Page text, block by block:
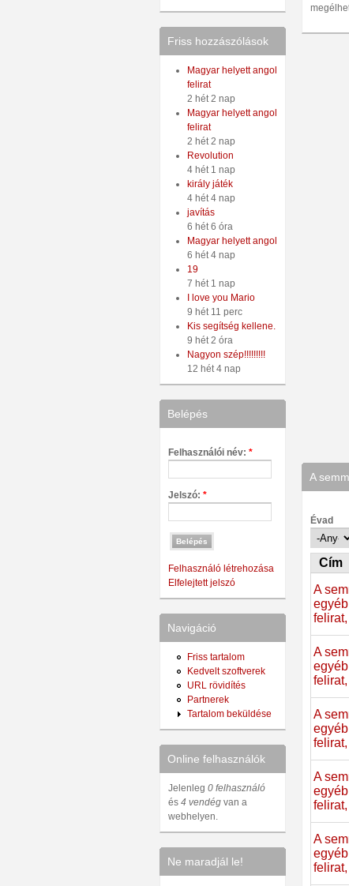
Friss hozzászólások
Magyar helyett angol
felirat
2 hét 2 nap
Magyar helyett angol
felirat
2 hét 2 nap
Revolution
4 hét 1 nap
király játék
4 hét 4 nap
javítás
6 hét 6 óra
Magyar helyett angol
6 hét 4 nap
19
7 hét 1 nap
I love you Mario
9 hét 11 perc
Kis segítség kellene.
9 hét 2 óra
Nagyon szép!!!!!!!!!
12 hét 4 nap
Belépés
Felhasználói név: *
Jelszó: *
Felhasználó létrehozása
Elfelejtett jelszó
Navigáció
Friss tartalom
Kedvelt szoftverek
URL rövidítés
Partnerek
Tartalom beküldése
Online felhasználók
Jelenleg 0 felhasználó
és 4 vendég van a
webhelyen.
Ne maradjál le!
A
Évad
Cím
A
A
A
A
A